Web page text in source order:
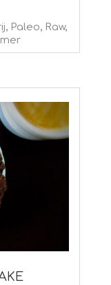
, Paleo, Raw,